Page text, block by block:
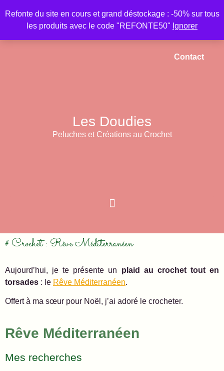
Refonte du site en cours et grand déstockage : -50% sur tous
les produits avec le code "REFONTE50" Ignorer
Contact
Les Doudies
Peluches et Créations au Crochet
# Crochet : Rêve Méditerranéen
Aujourd’hui, je te présente un plaid au crochet tout en
torsades : le Rêve Méditerranéen.
Offert à ma sœur pour Noël, j’ai adoré le crocheter.
Rêve Méditerranéen
Mes recherches